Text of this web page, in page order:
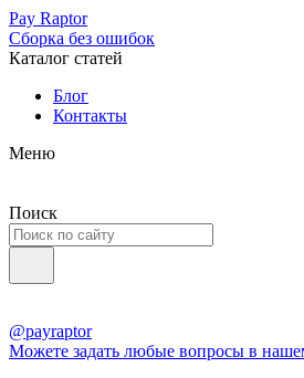
Pay Raptor
Сборка без ошибок
Каталог статей
Блог
Контакты
Меню
Поиск
@payraptor
Можете задать любые вопросы в